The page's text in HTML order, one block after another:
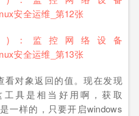
看对象返回的值。现在发现
具是相当好用啊，获取
一样的，只要开启windows